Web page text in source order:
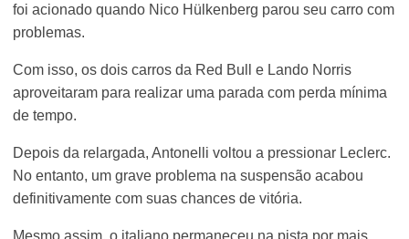
foi acionado quando Nico Hülkenberg parou seu carro com
problemas.
Com isso, os dois carros da Red Bull e Lando Norris
aproveitaram para realizar uma parada com perda mínima
de tempo.
Depois da relargada, Antonelli voltou a pressionar Leclerc.
No entanto, um grave problema na suspensão acabou
definitivamente com suas chances de vitória.
Mesmo assim, o italiano permaneceu na pista por mais